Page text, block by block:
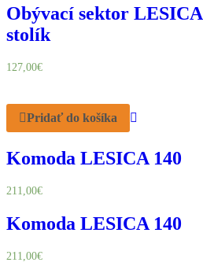
Obývací sektor
stolík
127,00€
Pridať do košíka
Komoda LESICA 140
211,00€
Komoda LESICA 140
211,00€